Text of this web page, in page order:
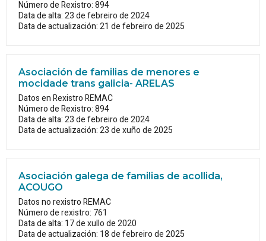
Número de Rexistro: 894
Data de alta: 23 de febreiro de 2024
Data de actualización: 21 de febreiro de 2025
Asociación de familias de menores e
mocidade trans galicia- ARELAS
Datos en Rexistro REMAC
Número de Rexistro: 894
Data de alta: 23 de febreiro de 2024
Data de actualización: 23 de xuño de 2025
Asociación galega de familias de acollida,
ACOUGO
Datos no rexistro REMAC
Número de rexistro: 761
Data de alta: 17 de xullo de 2020
Data de actualización: 18 de febreiro de 2025